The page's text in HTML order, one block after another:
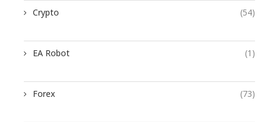
Crypto (54)
EA Robot (1)
Forex (73)